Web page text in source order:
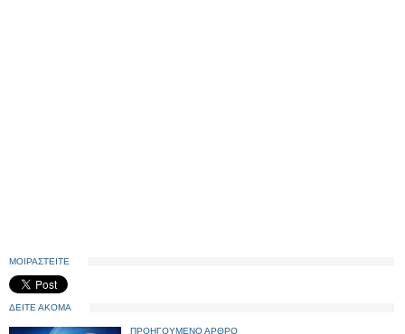
ΜΟΙΡΑΣΤΕΙΤΕ
ΔΕΙΤΕ ΑΚΟΜΑ
ΠΡΟΗΓΟΥΜΕΝΟ ΑΡΘΡΟ